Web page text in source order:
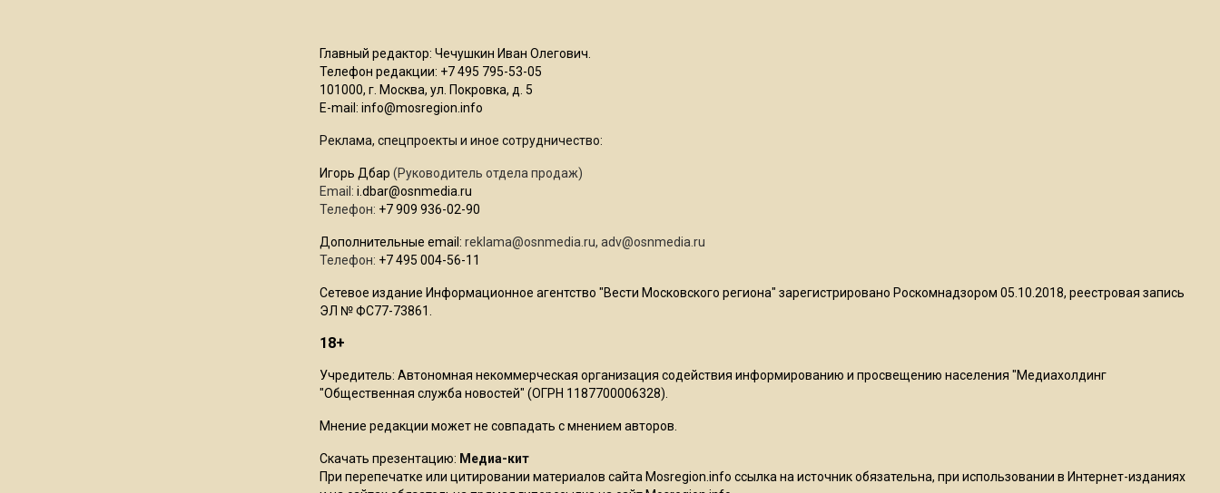
Роман Терюшков назвал
Главный редактор: Чечушкин Иван Олегович.
Телефон редакции: +7 495 795-53-05
101000, г. Москва, ул. Покровка, д. 5
E-mail: info@mosregion.info
Реклама, спецпроекты и иное сотрудничество:
Игорь Дбар (Руководитель отдела продаж)
Email: i.dbar@osnmedia.ru
Телефон: +7 909 936-02-90
Дополнительные email: reklama@osnmedia.ru, adv@osnmedia.ru
Телефон: +7 495 004-56-11
Сетевое издание Информационное агентство "Вести Московского региона" зарегистрировано Роскомнадзором 05.10.2018, реестровая запись
ЭЛ № ФС77-73861.
18+
Учредитель: Автономная некоммерческая организация содействия информированию и просвещению населения "Медиахолдинг
"Общественная служба новостей" (ОГРН 1187700006328).
Мнение редакции может не совпадать с мнением авторов.
Скачать презентацию: Медиа-кит
При перепечатке или цитировании материалов сайта Mosregion.info ссылка на источник обязательна, при использовании в Интернет-изданиях